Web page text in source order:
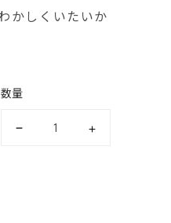
かしくいたいか
数量